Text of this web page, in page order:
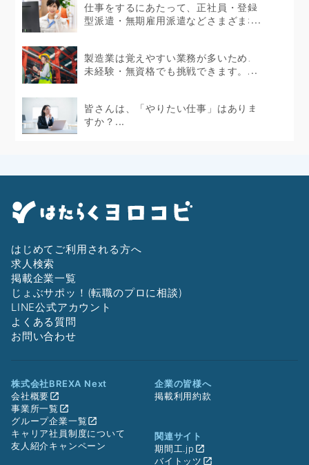
仕事をするにあたって、正社員・登録
型派遣・無期雇用派遣などさまざまな
製造業は覚えやすい業務が多いため、
未経験・無資格でも挑戦できます。...
皆さんは、「やりたい仕事」はありま
すか？...
はじめてご利用される方へ
求人検索
掲載企業一覧
じょぶサポッ！(転職のプロに相談)
LINE公式アカウント
よくある質問
お問い合わせ
株式会社BREXA Next
会社概要
事業所一覧
グループ企業一覧
キャリア社員制度について
友人紹介キャンペーン
企業の皆様へ
掲載利用約款
関連サイト
期間工.jp
バイトッツ